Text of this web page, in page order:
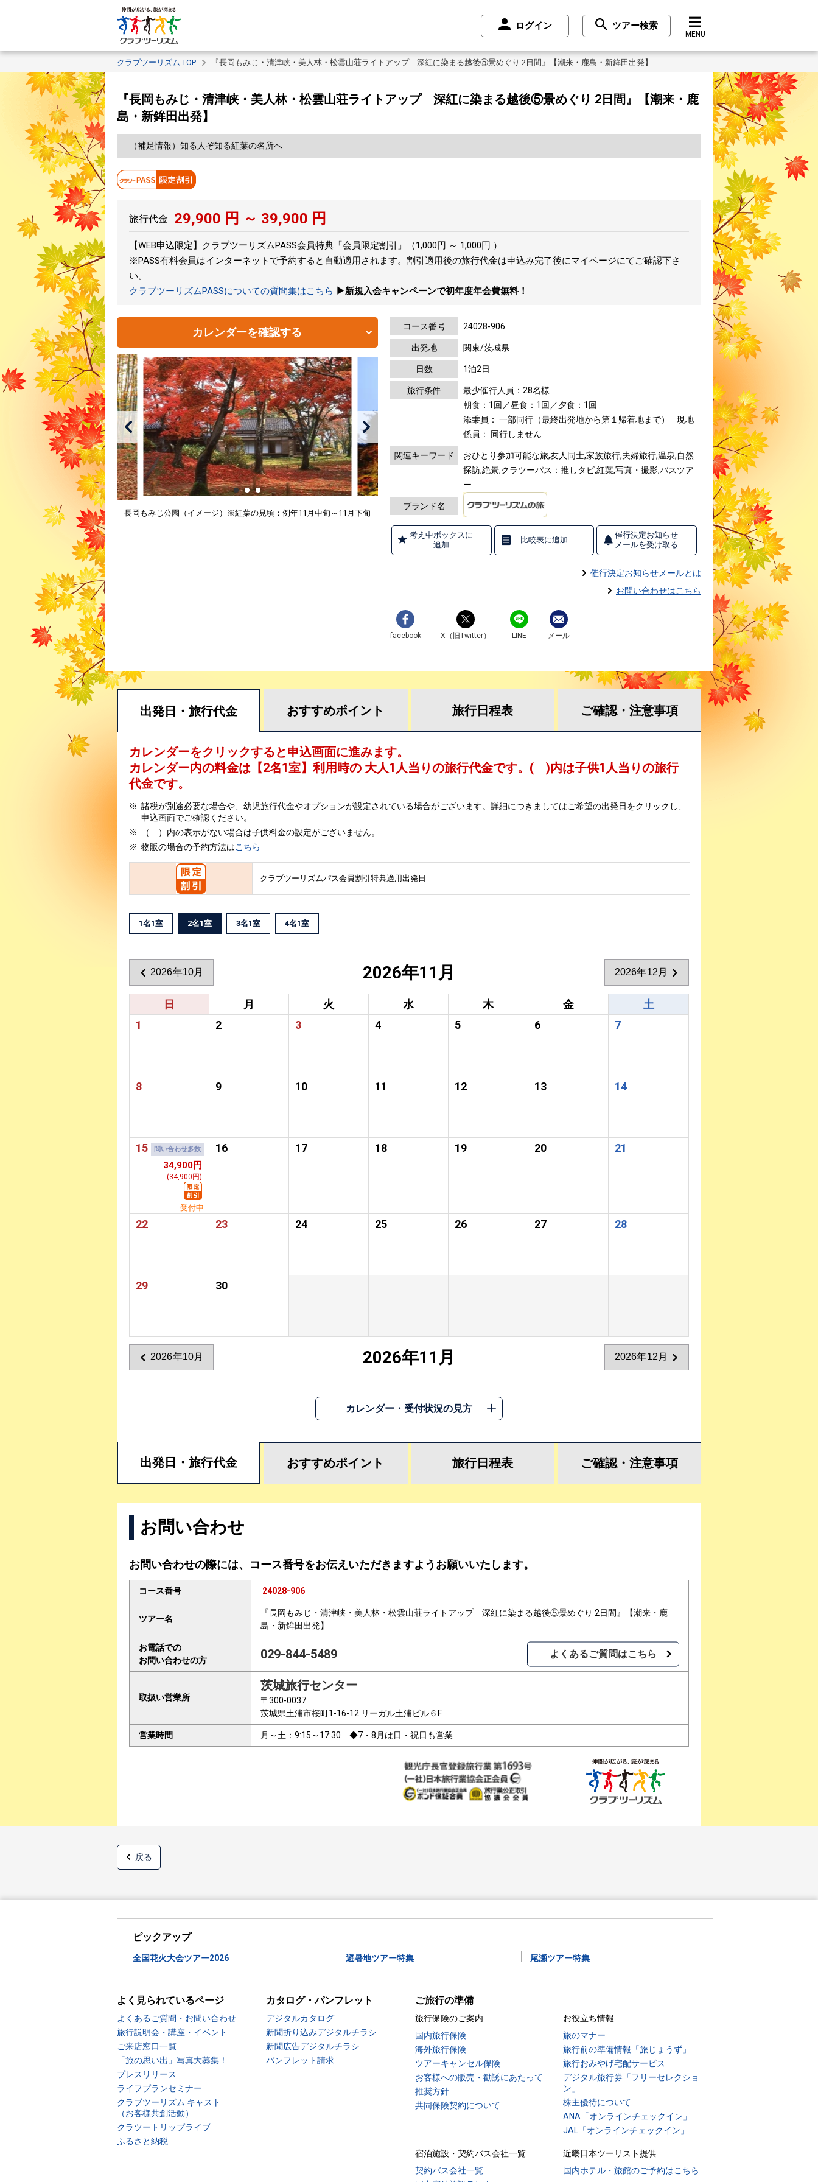
ログイン ツアー検索
MENU
クラブツーリズム TOP 『長岡もみじ・清津峡・美人林・松雲山荘ライトアップ 深紅に染まる越後⑤景めぐり 2日間』【潮来・鹿島・新鉾田出発】
『長岡もみじ・清津峡・美人林・松雲山荘ライトアップ 深紅に染まる越後⑤景めぐり 2日間』【潮来・鹿
島・新鉾田出発】
（補足情報）知る人ぞ知る紅葉の名所へ
旅行代金 29,900 円 ～ 39,900 円
【WEB申込限定】クラブツーリズムPASS会員特典「会員限定割引」（1,000円 ～ 1,000円 ）
※PASS有料会員はインターネットで予約すると自動適用されます。割引適用後の旅行代金は申込み完了後にマイページにてご確認下さ
い。
クラブツーリズムPASSについての質問集はこちら ▶新規入会キャンペーンで初年度年会費無料！
カレンダーを確認する
長岡もみじ公園（イメージ）※紅葉の見頃：例年11月中旬～11月下旬
コース番号 24028-906
出発地 関東/茨城県
日数 1泊2日
旅行条件
最少催行人員：28名様
朝食：1回／昼食：1回／夕食：1回
添乗員： 一部同行（最終出発地から第１帰着地まで）
現地
係員： 同行しません
関連キーワード
おひとり参加可能な旅,友人同士,家族旅行,夫婦旅行,温泉,自然
探訪,絶景,クラツーパス：推しタビ,紅葉,写真・撮影,バスツア
ー
ブランド名
考え中ボックスに
追加
比較表に追加
催行決定お知らせ
メールを受け取る
催行決定お知らせメールとは
お問い合わせはこちら
facebook X（旧Twitter） LINE メール
出発日・ 旅行代金 おすすめポイント 旅行日程表 ご確認・ 注意事項
カレンダーをクリックすると申込画面に進みます。
カレンダー内の料金は 【2名1室】利用時の 大人1人当りの旅行代金です。 ( )内は子供1人当りの旅行
代金です。
諸税が別途必要な場合や、幼児旅行代金やオプションが設定されている場合がございます。詳細につきましてはご希望の出発日をクリックし、
申込画面でご確認ください。
（ ）内の表示がない場合は子供料金の設定がございません。
物販の場合の予約方法はこちら
クラブツーリズムパス会員割引特典適用出発日
1名1室 2名1室 3名1室 4名1室
2026年10月 2026年11月 2026年12月
日 月 火 水 木 金
土
1
2 3 4 5 6 7
8 9 10 11 12 13 14
15 問い合わせ多数
34,900円
(34,900円)
受付中
16 17 18 19 20 21
22 23 24 25 26 27 28
29 30
2026年10月 2026年11月 2026年12月
カレンダー・受付状況の見方
出発日・ 旅行代金 おすすめポイント 旅行日程表 ご確認・ 注意事項
お問い合わせ
お問い合わせの際には、コース番号をお伝えいただきますようお願いいたします。
コース番号 24028-906
ツアー名
『長岡もみじ・清津峡・美人林・松雲山荘ライトアップ 深紅に染まる越後⑤景めぐり 2日間』【潮来・鹿
島・新鉾田出発】
お電話での
お問い合わせの方
029-844-5489 よくあるご質問はこちら
取扱い営業所
茨城旅行センター
〒300-0037
茨城県土浦市桜町1-16-12 リーガル土浦ビル６F
営業時間 月～土：9:15～17:30 ◆7・8月は日・祝日も営業
戻る
ピックアップ
全国花火大会ツアー2026 避暑地ツアー特集 尾瀬ツアー特集
よく見られているページ
よくあるご質問・お問い合わせ
旅行説明会・講座・イベント
ご来店窓口一覧
「旅の思い出」写真大募集！
プレスリリース
ライフプランセミナー
クラブツーリズム キャスト
（お客様共創活動）
クラツートリップライブ
ふるさと納税
カタログ・パンフレット
デジタルカタログ
新聞折り込みデジタルチラシ
新聞広告デジタルチラシ
パンフレット請求
ご旅行の準備
旅行保険のご案内
国内旅行保険
海外旅行保険
ツアーキャンセル保険
お客様への販売・勧誘にあたって
推奨方針
共同保険契約について
お役立ち情報
旅のマナー
旅行前の準備情報「旅じょうず」
旅行おみやげ宅配サービス
デジタル旅行券「フリーセレクショ
ン」
株主優待について
ANA「オンラインチェックイン」
JAL「オンラインチェックイン」
宿泊施設・契約バス会社一覧
契約バス会社一覧
近畿日本ツーリスト提供
国内ホテル・旅館のご予約はこちら